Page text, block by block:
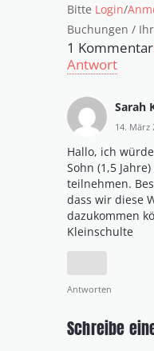
Bitte Login/
Buchungen /
1 Kommentar
Antwort
Sarah
14. März
Hallo, ich
Sohn (1,5
teilnehmen.
dass wir diese
dazukommen
Kleinschulte
Antworten
Schreibe